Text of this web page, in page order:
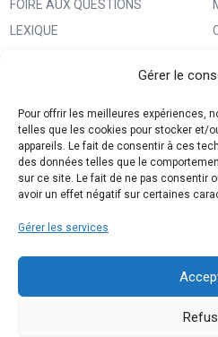
Gérer le
Pour offrir les meilleures expériences,
telles que les cookies pour stocker et/
appareils. Le fait de consentir à ces
des données telles que le
sur ce site. Le fait de ne pas consentir
avoir un effet négatif sur certaines
Gérer les services
FOIRE AUX QUESTIONS
LEXIQUE
MA BOUTIQUE CREATIVE FABRICA